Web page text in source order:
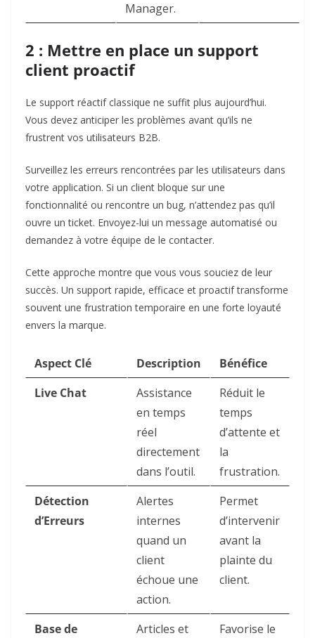
Manager.
2 : Mettre en place un support
client proactif
Le support réactif classique ne suffit plus aujourd’hui.
Vous devez anticiper les problèmes avant qu’ils ne
frustrent vos utilisateurs B2B.
Surveillez les erreurs rencontrées par les utilisateurs dans
votre application. Si un client bloque sur une
fonctionnalité ou rencontre un bug, n’attendez pas qu’il
ouvre un ticket. Envoyez-lui un message automatisé ou
demandez à votre équipe de le contacter.
Cette approche montre que vous vous souciez de leur
succès. Un support rapide, efficace et proactif transforme
souvent une frustration temporaire en une forte loyauté
envers la marque.
Aspect Clé Description
Bénéfice
Live Chat
Assistance
en temps
réel
directement
dans l’outil.
Réduit le
temps
d’attente et
la
frustration.
Détection
d’Erreurs
Alertes
internes
quand un
client
échoue une
action.
Permet
d’intervenir
avant la
plainte du
client.
Base de
Articles et
Favorise le